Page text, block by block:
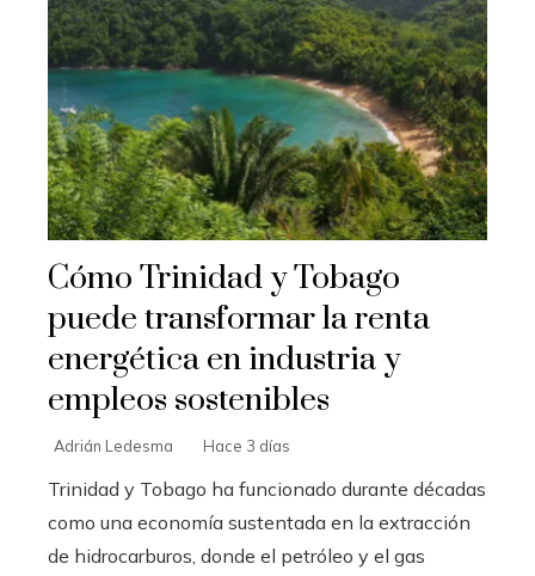
Cómo Trinidad y Tobago
puede transformar la renta
energética en industria y
empleos sostenibles
Adrián Ledesma Hace 3 días
Trinidad y Tobago ha funcionado durante décadas
como una economía sustentada en la extracción
de hidrocarburos, donde el petróleo y el gas